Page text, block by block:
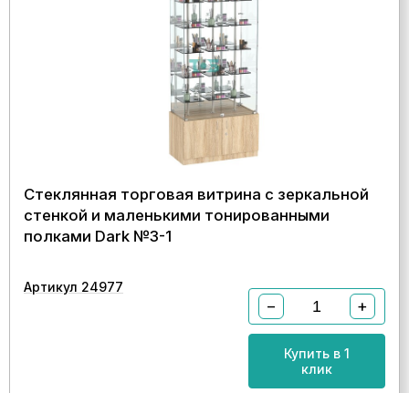
Стеклянная торговая витрина с зеркальной
стенкой и маленькими тонированными
полками Dark №3-1
Артикул 24977
− +
Купить в 1
клик